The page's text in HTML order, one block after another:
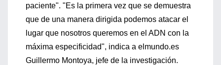
paciente". "Es la primera vez que se demuestra
que de una manera dirigida podemos atacar el
lugar que nosotros queremos en el ADN con la
máxima especificidad", indica a elmundo.es
Guillermo Montoya, jefe de la investigación.